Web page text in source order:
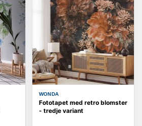
WONDA
Fototapet med retro blomster
- tredje variant